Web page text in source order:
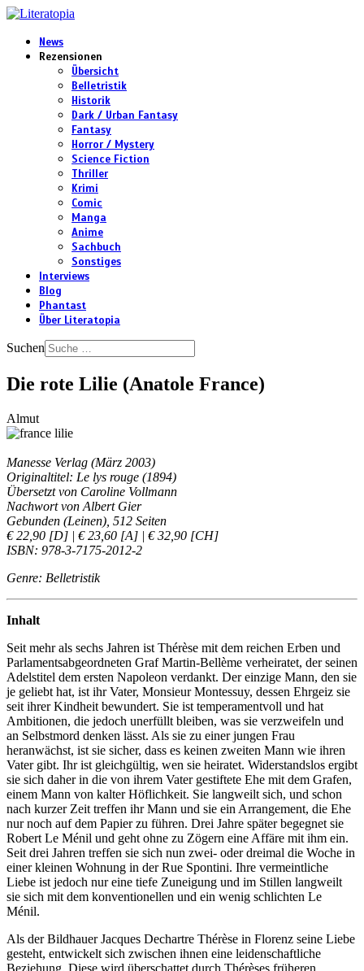
News
Rezensionen
Übersicht
Belletristik
Historik
Dark / Urban Fantasy
Fantasy
Horror / Mystery
Science Fiction
Thriller
Krimi
Comic
Manga
Anime
Sachbuch
Sonstiges
Interviews
Blog
Phantast
Über Literatopia
Suchen
Die rote Lilie (Anatole France)
Almut
Manesse Verlag (März 2003)
Originaltitel: Le lys rouge (1894)
Übersetzt von Caroline Vollmann
Nachwort von Albert Gier
Gebunden (Leinen), 512 Seiten
€ 22,90 [D] | € 23,60 [A] | € 32,90 [CH]
ISBN: 978-3-7175-2012-2
Genre: Belletristik
Inhalt
Seit mehr als sechs Jahren ist Thérèse mit dem reichen Erben und
Parlamentsabgeordneten Graf Martin-Bellème verheiratet, der seinen
Adelstitel dem ersten Napoleon verdankt. Der einzige Mann, den sie
je geliebt hat, ist ihr Vater, Monsieur Montessuy, dessen Ehrgeiz sie
seit ihrer Kindheit bewundert. Sie ist temperamentvoll und hat
Ambitionen, die jedoch unerfüllt bleiben, was sie verzweifeln und
an Selbstmord denken lässt. Als sie zu einer jungen Frau
heranwächst, ist sie sicher, dass es keinen zweiten Mann wie ihren
Vater gibt. Ihr ist gleichgültig, wen sie heiratet. Widerstandslos ergibt
sie sich daher in die von ihrem Vater gestiftete Ehe mit dem Grafen,
einem Mann von kalter Höflichkeit. Sie langweilt sich, und schon
nach kurzer Zeit treffen ihr Mann und sie ein Arrangement, die Ehe
nur noch auf dem Papier zu führen. Drei Jahre später begegnet sie
Robert Le Ménil und geht ohne zu Zögern eine Affäre mit ihm ein.
Seit drei Jahren treffen sie sich nun zwei- oder dreimal die Woche in
einer kleinen Wohnung in der Rue Spontini. Ihre vermeintliche
Liebe ist jedoch nur eine tiefe Zuneigung und im Stillen langweilt
sie sich mit dem konventionellen und ein wenig schlichten Le
Ménil.
Als der Bildhauer Jacques Dechartre Thérèse in Florenz seine Liebe
gesteht, entwickelt sich zwischen ihnen eine leidenschaftliche
Beziehung. Diese wird überschattet durch Thérèses früheren